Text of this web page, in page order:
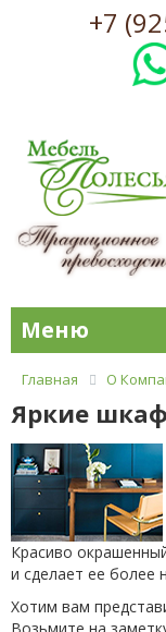
+7
Меню
Главная О
Яркие
Красиво
и сделает ее
Хотим вам